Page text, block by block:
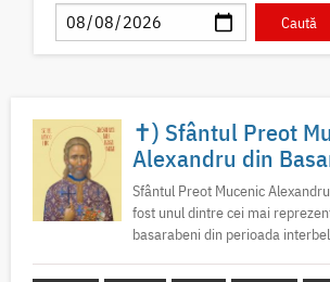
✝) Sfântul Preot
Alexandru din
Sfântul Preot Mucenic
fost unul dintre cei mai
basarabeni din perioada